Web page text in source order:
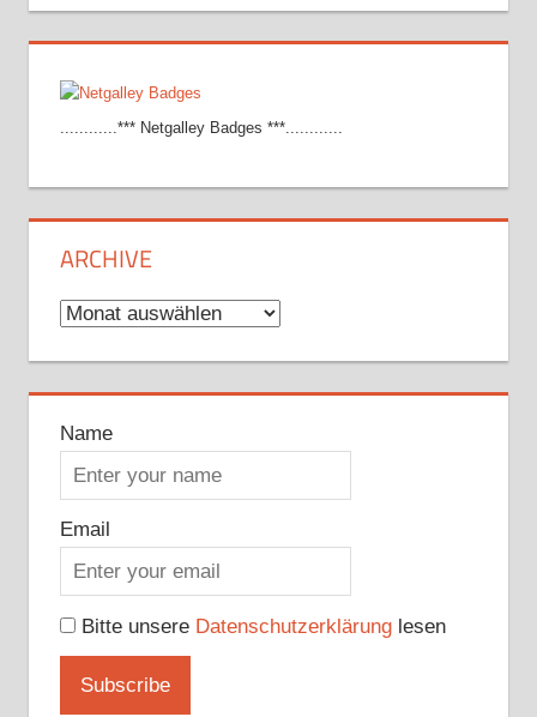
............*** Netgalley Badges ***............
ARCHIVE
Archive
Name
Email
Bitte unsere Datenschutzerklärunglesen